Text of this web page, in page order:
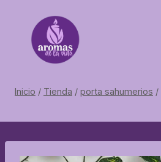
contenido
Inicio / Tienda / porta sahumerios /